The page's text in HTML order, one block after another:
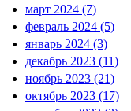
март 2024 (7)
февраль 2024 (5)
январь 2024 (3)
декабрь 2023 (11)
ноябрь 2023 (21)
октябрь 2023 (17)